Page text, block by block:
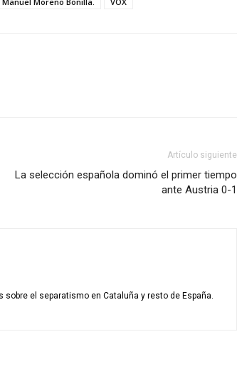
Artículo siguiente
La selección española dominó el primer tiempo
ante Austria 0-1
el separatismo en Cataluña y resto de España.